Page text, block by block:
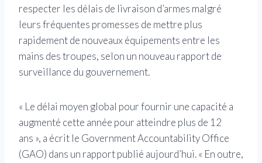
respecter les délais de livraison d’armes malgré
leurs fréquentes promesses de mettre plus
rapidement de nouveaux équipements entre les
mains des troupes, selon un nouveau rapport de
surveillance du gouvernement.
« Le délai moyen global pour fournir une capacité a
augmenté cette année pour atteindre plus de 12
ans », a écrit le Government Accountability Office
(GAO) dans un rapport publié aujourd’hui. « En outre,